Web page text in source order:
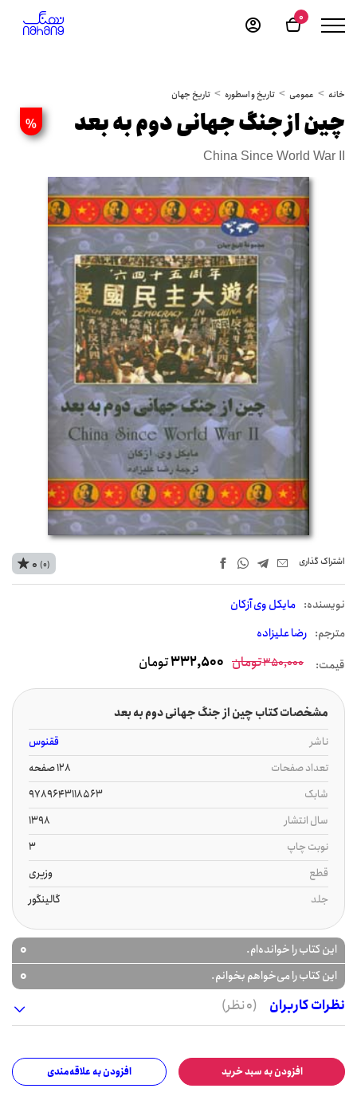
0
خانه عمومی تاریخ و اسطوره تاریخ جهان
% چین از جنگ جهانی دوم به بعد
China Since World War II
اشتراک‌ گذاری
نويسنده: مایکل وی آزکان
مترجم: رضا علیزاده
0 (0)
قیمت: 350,000تومان 332,500تومان
مشخصات کتاب چین از جنگ جهانی دوم به بعد
ناشر
ققنوس
تعداد صفحات
128 صفحه
شابک
9789643118563
سال انتشار
1398
نوبت چاپ
3
قطع
وزیری
جلد
گالینگور
این کتاب را خوانده‌ام. 0
این کتاب را می‌خواهم بخوانم.
0
نظرات کاربران
(0 نظر)
افزودن به سبد خرید افزودن به علاقه‌مندی